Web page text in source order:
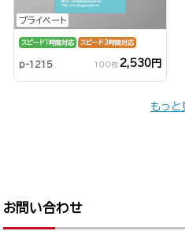
プライベート
スピード1時間対応 スピード3時間対応
p-1215 100枚 2,530円
もっと
お問い合わせ